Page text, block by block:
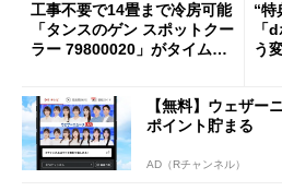
工事不要で14畳まで冷房可能
「タンスのゲン スポットクー
ラー 79800020」がタイムセ
“特
「
う
【無料】ウェザー
ポイント貯まる
AD（Rチャンネル）